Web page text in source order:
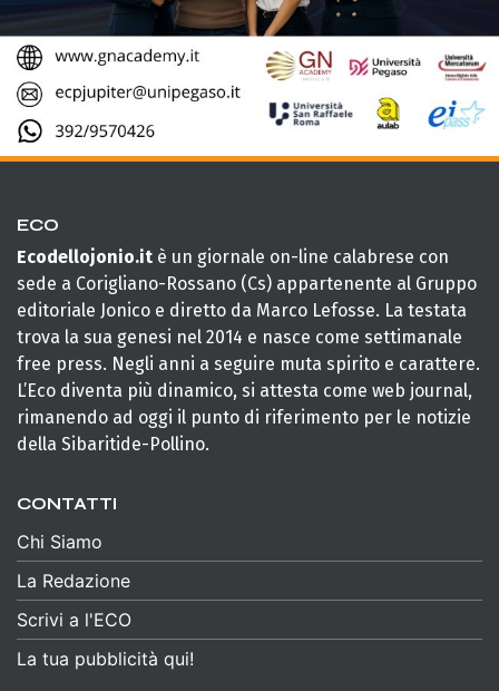
ECO
Ecodellojonio.it è un giornale on-line calabrese con
sede a Corigliano-Rossano (Cs) appartenente al Gruppo
editoriale Jonico e diretto da Marco Lefosse. La testata
trova la sua genesi nel 2014 e nasce come settimanale
free press. Negli anni a seguire muta spirito e carattere.
L’Eco diventa più dinamico, si attesta come web journal,
rimanendo ad oggi il punto di riferimento per le notizie
della Sibaritide-Pollino.
CONTATTI
Chi Siamo
La Redazione
Scrivi a l'ECO
La tua pubblicità qui!